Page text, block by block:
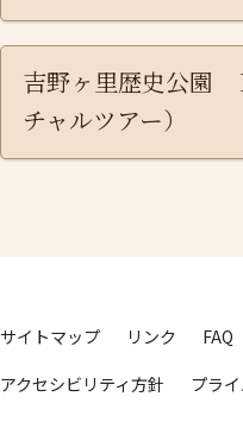
吉野ヶ里歴史公園
チャルツアー）
サイトマップ リンク FAQ
アクセシビリティ方針
プラ